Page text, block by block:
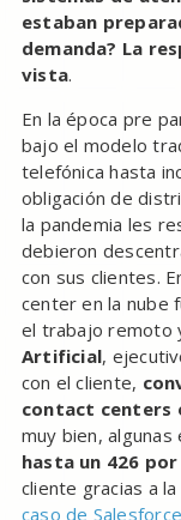
estaban
demanda? La
vista.
En la época pre
bajo el modelo
telefónica hasta
obligación de
la pandemia les
debieron
con sus clientes.
center en la nube
el trabajo remoto
Artificial,
con el cliente,
contact centers
muy bien,
hasta un 426
cliente gracias a
caso de